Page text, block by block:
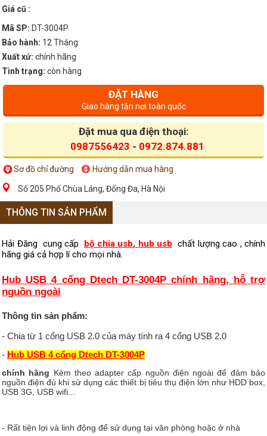
Giá cũ :
Mã SP: DT-3004P
Bảo hành: 12 Tháng
Xuất xứ: chính hãng
Tình trạng: còn hàng
ĐẶT HÀNG
Giao hàng tận nơi toàn quốc
Đặt mua qua điện thoại:
0987556423 - 0972.874.881
Sơ đồ chỉ đường Hướng dẫn mua hàng
Số 205 Phố Chùa Láng, Đống Đa, Hà Nội
THÔNG TIN SẢN PHẨM
Hải Đăng cung cấp bộ chia usb, hub usb chất lượng cao , chính
hãng giá cả hợp lí cho mọi nhà.
Hub USB 4 cổng Dtech DT-3004P chính hãng, hỗ trợ
nguồn ngoài
Thông tin sản phẩm:
- Chia từ 1 cổng USB 2.0 của máy tính ra 4 cổng USB 2.0
- Hub USB 4 cổng Dtech DT-3004P
chính hãng Kèm theo adapter cấp nguồn điện ngoài để đảm bảo
nguồn điện đủ khi sử dụng các thiết bị tiêu thụ điện lớn như HDD box,
USB 3G, USB wifi...
- Rất tiện lợi và linh động để sử dụng tại văn phòng hoặc ở nhà